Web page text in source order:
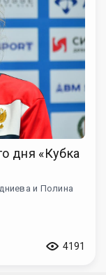
дня «Кубка
и Полина
4191